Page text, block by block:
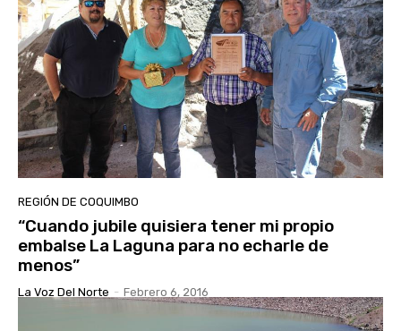
REGIÓN DE COQUIMBO
“Cuando jubile quisiera tener mi propio
embalse La Laguna para no echarle de
menos”
La Voz Del Norte - Febrero 6, 2016